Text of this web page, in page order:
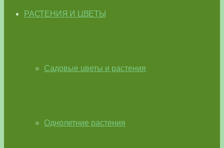
РАСТЕНИЯ И ЦВЕТЫ
Садовые цветы и растения
Однолетние растения